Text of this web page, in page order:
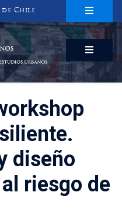
Chile
URBANOS
Y ESTUDIOS URBANOS
diseño
riesgo de